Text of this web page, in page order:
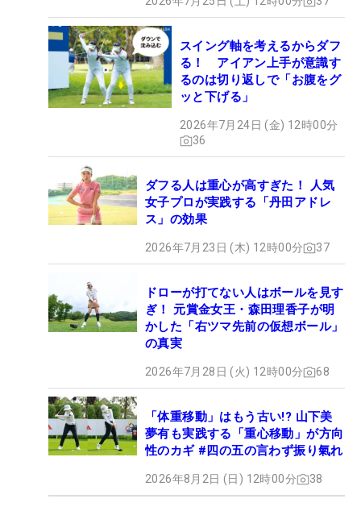
スイング軸を考えるからダフ
る！ アイアン上手が意識す
るのは切り返しで「お腹をグ
ッと下げる」
2026年7月24日 (金) 12時00分
36
ダフる人は重心が高すぎた！ 人気
女子プロが実践する「丹田アドレ
ス」の効果
2026年7月23日 (木) 12時00分 37
ドローが打てない人はボールを見す
ぎ！ 元賞金女王・森田理香子が明
かした「右ツマ先前の仮想ボール」
の真実
2026年7月28日 (火) 12時00分 68
「体重移動」はもう古い!? 山下美
夢有も実践する「重心移動」が方向
性のカギ #四の五の言わず振り氣れ
2026年8月2日 (日) 12時00分 38